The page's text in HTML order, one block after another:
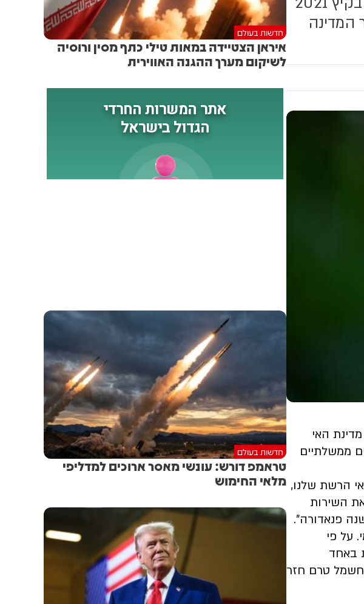
המדינה
האי
ממשלתיים
הרשת שלנו,
השירות
פנאדורה".
מקומי. על פי
באחד
טרם חזר
חדשות בעולם
איראן הצטיידה במאות טילי כתף מסין ורוסיה
לשיקום מערך ההגנה האווירית
חדשות בעולם
טראמפ דורש: עונשי מאסר ארוכים למדליפי
מלאי החימוש